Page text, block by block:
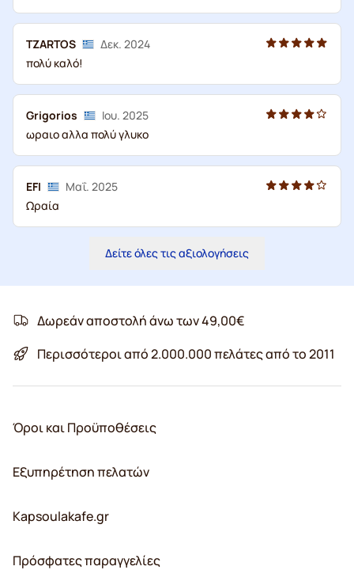
TZARTOS
Δεκ. 2024
πολύ καλό!
Grigorios
Ιου. 2025
ωραιο αλλα πολύ γλυκο
EFI
Μαΐ. 2025
Ωραία
Δείτε όλες τις αξιολογήσεις
Δωρεάν αποστολή άνω των 49,00€
Περισσότεροι από 2.000.000 πελάτες από το 2011
Όροι και Προϋποθέσεις
Εξυπηρέτηση πελατών
Kapsoulakafe.gr
Πρόσφατες παραγγελίες